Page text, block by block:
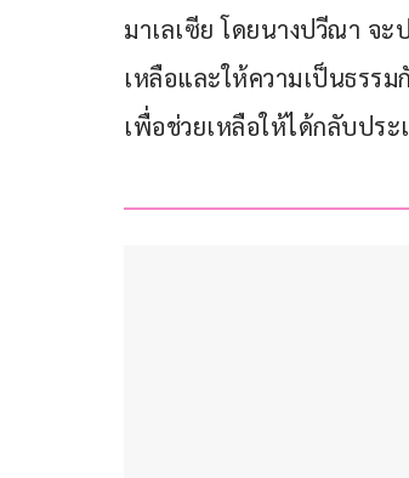
มาเลเซีย โดยนางปวีณา จ
เหลือและให้ความเป็นธรรม
เพื่อช่วยเหลือให้ได้กลับประ